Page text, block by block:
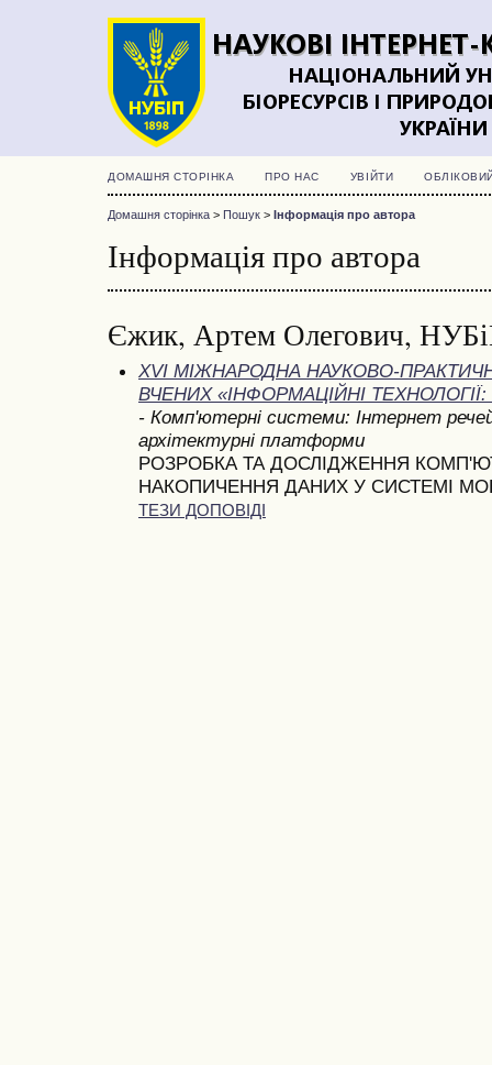
ДОМАШНЯ СТОРІНКА ПРО НАС УВІЙТИ
Домашня сторінка > Пошук > Інформація про автора
Інформація про автора
Єжик, Артем Олегович,
ХVІ МІЖНАРОДНА НАУКОВО-
ВЧЕНИХ «ІНФОРМАЦІЙНІ
- Комп'ютерні системи: Інтернет
архітектурні платформи
РОЗРОБКА ТА ДОСЛІДЖЕННЯ
НАКОПИЧЕННЯ ДАНИХ У СИСТЕМІ
ТЕЗИ ДОПОВІДІ